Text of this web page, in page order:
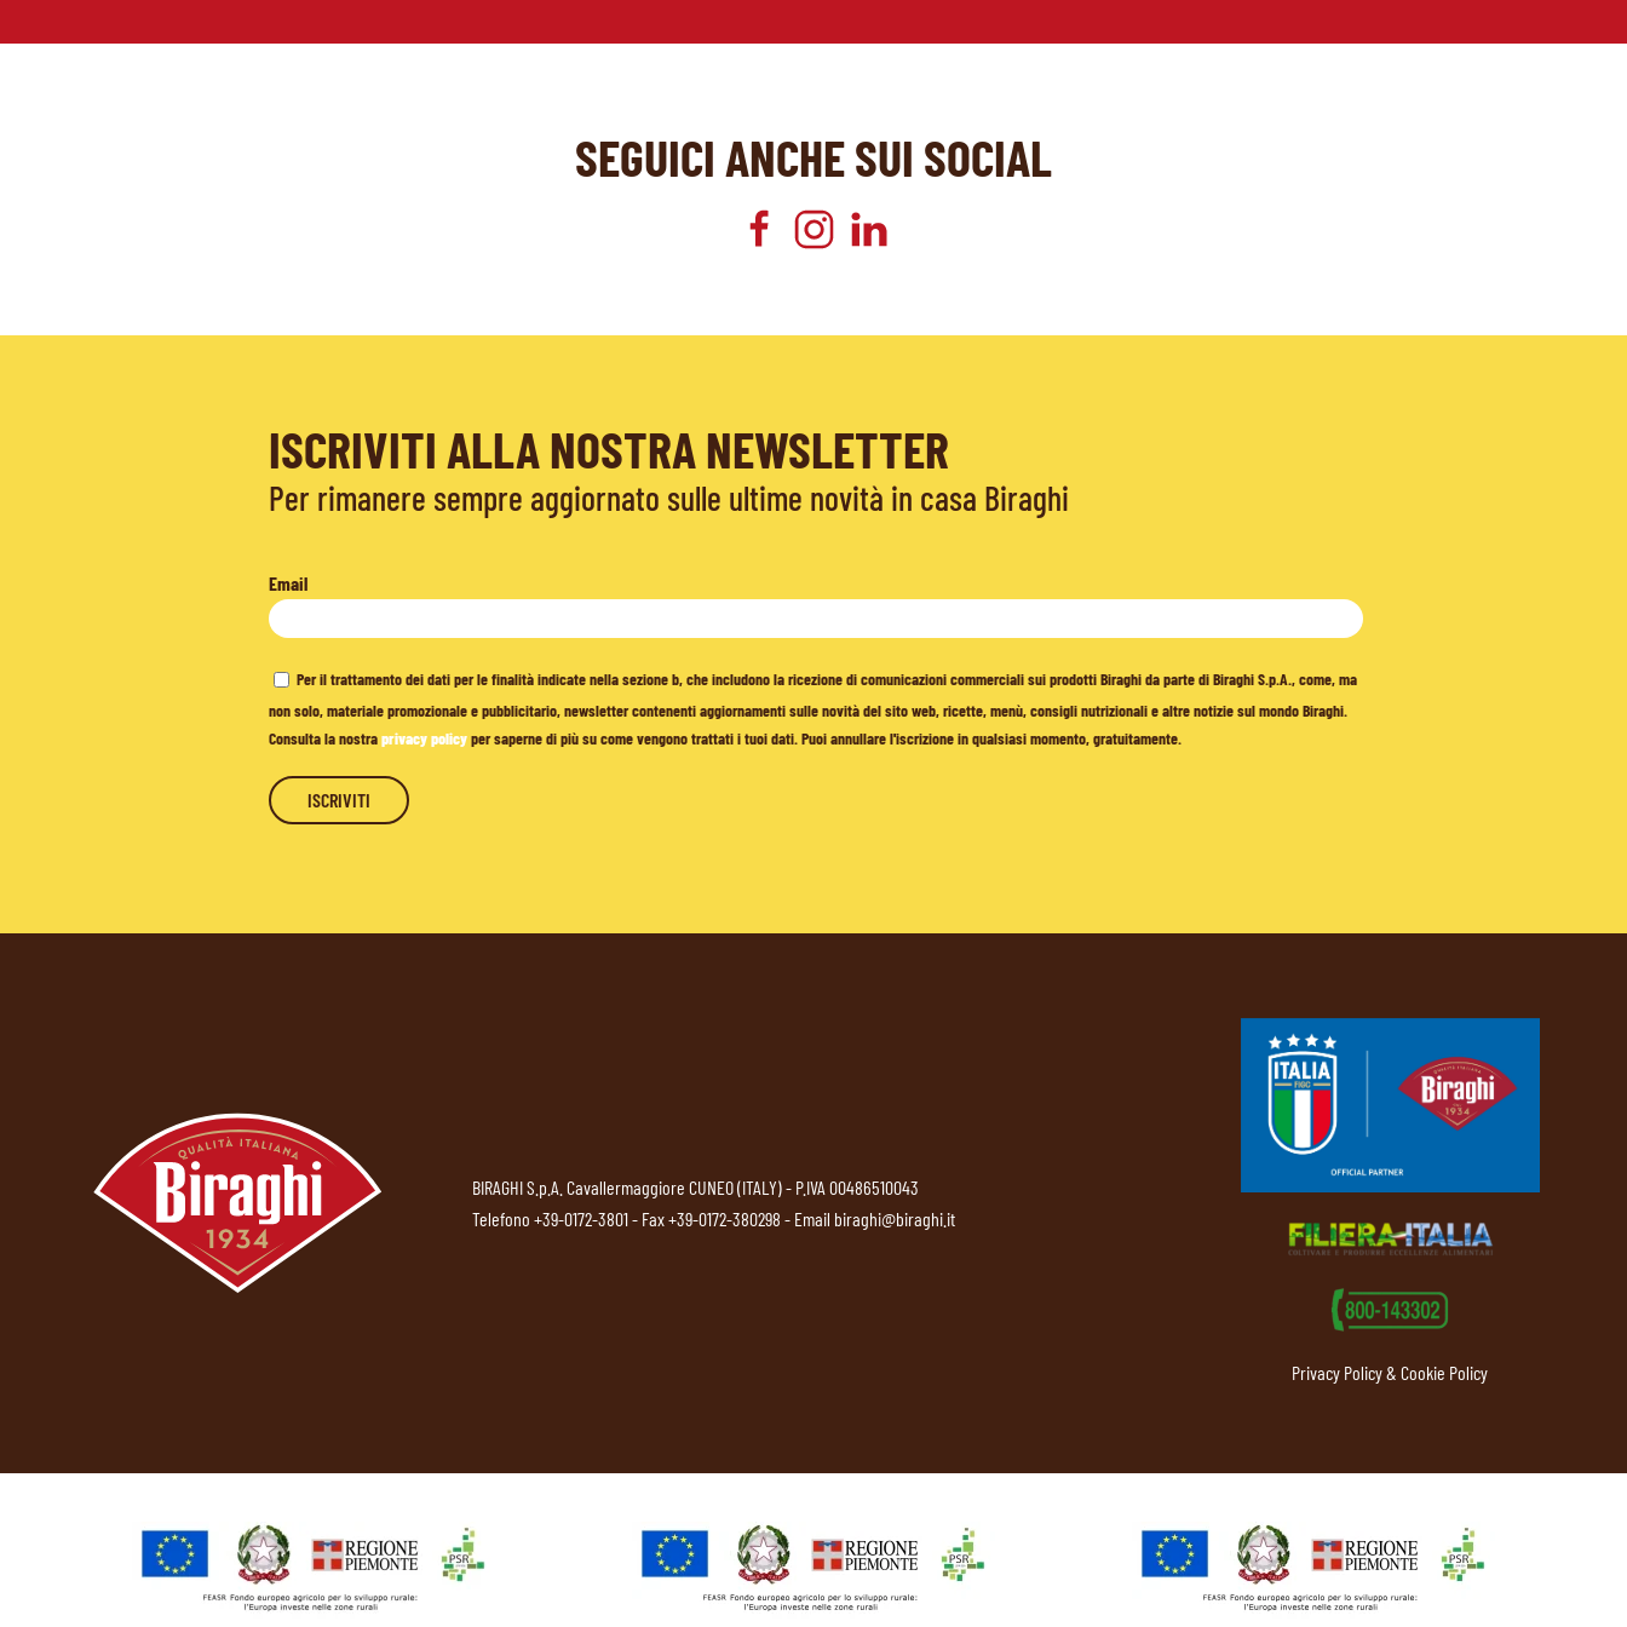
SEGUICI ANCHE SUI SOCIAL
ISCRIVITI ALLA NOSTRA NEWSLETTER
Per rimanere sempre aggiornato sulle ultime novità in casa Biraghi
Email
Per il trattamento dei dati per le finalità indicate nella sezione b, che includono la ricezione di comunicazioni commerciali sui prodotti Biraghi da parte di Biraghi S.p.A., come, ma
non solo, materiale promozionale e pubblicitario, newsletter contenenti aggiornamenti sulle novità del sito web, ricette, menù, consigli nutrizionali e altre notizie sul mondo Biraghi.
Consulta la nostraprivacy policyper saperne di più su come vengono trattati i tuoi dati. Puoi annullare l'iscrizione in qualsiasi momento, gratuitamente.
BIRAGHI S.p.A. Cavallermaggiore CUNEO (ITALY) - P.IVA 00486510043
Telefono +39-0172-3801- Fax +39-0172-380298 - Email biraghi@biraghi.it
Privacy Policy & Cookie Policy